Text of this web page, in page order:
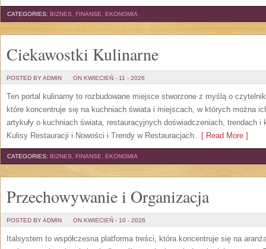
CATEGORIES: BIZNES, FINANSE, EKONOMIA
Ciekawostki Kulinarne
POSTED BY ADMIN ON KWIECIEŃ - 11 - 2026
Ten portal kulinarny to rozbudowane miejsce stworzone z myślą o
które koncentruje się na kuchniach świata i miejscach, w których można
artykuły o kuchniach świata, restauracyjnych doświadczeniach, trendach
Kulisy Restauracji i Nowości i Trendy w Restauracjach. [ Read More ]
CATEGORIES: BIZNES, FINANSE, EKONOMIA
Przechowywanie i Organizacja
POSTED BY ADMIN ON KWIECIEŃ - 10 - 2026
Italsystem to współczesna platforma treści, która koncentruje się na